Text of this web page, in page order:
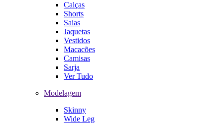
Calças
Shorts
Saias
Jaquetas
Vestidos
Macacões
Camisas
Sarja
Ver Tudo
Modelagem
Skinny
Wide Leg